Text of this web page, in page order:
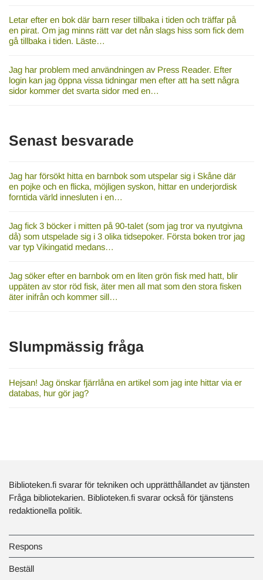
Letar efter en bok där barn reser tillbaka i tiden och träffar på
en pirat. Om jag minns rätt var det nån slags hiss som fick dem
gå tillbaka i tiden. Läste…
Jag har problem med användningen av Press Reader. Efter
login kan jag öppna vissa tidningar men efter att ha sett några
sidor kommer det svarta sidor med en…
Senast besvarade
Jag har försökt hitta en barnbok som utspelar sig i Skåne där
en pojke och en flicka, möjligen syskon, hittar en underjordisk
forntida värld innesluten i en…
Jag fick 3 böcker i mitten på 90-talet (som jag tror va nyutgivna
då) som utspelade sig i 3 olika tidsepoker. Första boken tror jag
var typ Vikingatid medans…
Jag söker efter en barnbok om en liten grön fisk med hatt, blir
uppäten av stor röd fisk, äter men all mat som den stora fisken
äter inifrån och kommer sill…
Slumpmässig fråga
Hejsan! Jag önskar fjärrlåna en artikel som jag inte hittar via er
databas, hur gör jag?
Biblioteken.fi svarar för tekniken och upprätthållandet av tjänsten
Fråga bibliotekarien. Biblioteken.fi svarar också för tjänstens
redaktionella politik.
Respons
Beställ